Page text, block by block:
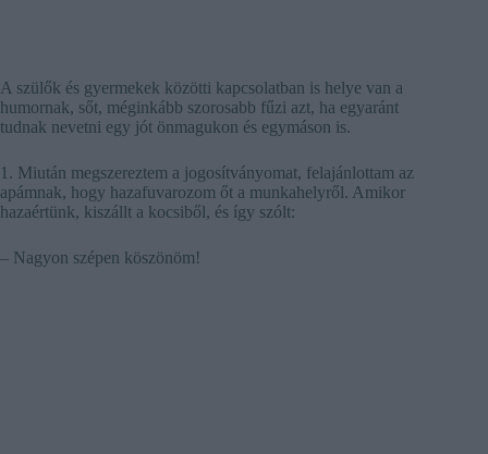
A szülők és gyermekek közötti kapcsolatban is helye van a
humornak, sőt, méginkább szorosabb fűzi azt, ha egyaránt
tudnak nevetni egy jót önmagukon és egymáson is.
1. Miután megszereztem a jogosítványomat, felajánlottam az
apámnak, hogy hazafuvarozom őt a munkahelyről. Amikor
hazaértünk, kiszállt a kocsiből, és így szólt:
– Nagyon szépen köszönöm!